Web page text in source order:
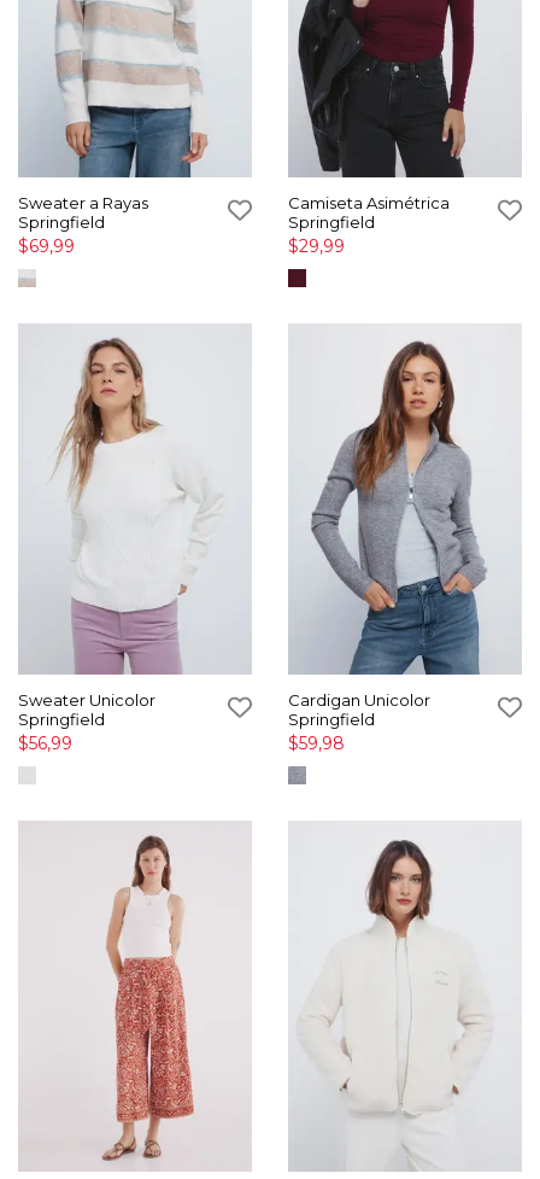
Sweater a Rayas
Springfield
$69,99
Camiseta Asimétrica
Springfield
$29,99
Sweater Unicolor
Springfield
$56,99
Cardigan Unicolor
Springfield
$59,98